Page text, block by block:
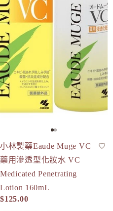
化妝水
小林製藥Eaude Muge VC
藥用滲透型化妝水 VC
Medicated Penetrating
Lotion 160mL
$125.00